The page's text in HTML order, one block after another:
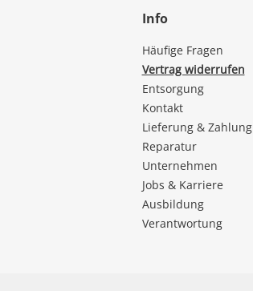
Info
Häufige Fragen
Vertrag widerrufen
Entsorgung
Kontakt
Lieferung & Zahlung
Reparatur
Unternehmen
Jobs & Karriere
Ausbildung
Verantwortung